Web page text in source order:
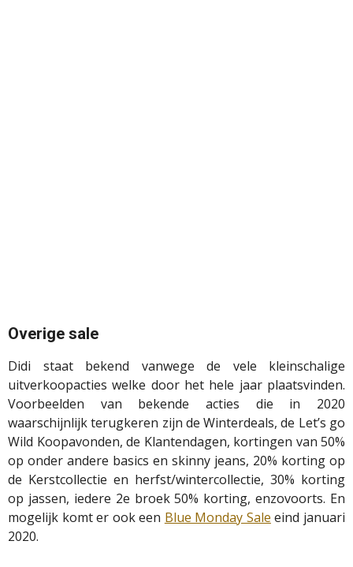
Overige sale
Didi staat bekend vanwege de vele kleinschalige
uitverkoopacties welke door het hele jaar plaatsvinden.
Voorbeelden van bekende acties die in 2020
waarschijnlijk terugkeren zijn de Winterdeals, de Let’s go
Wild Koopavonden, de Klantendagen, kortingen van 50%
op onder andere basics en skinny jeans, 20% korting op
de Kerstcollectie en herfst/wintercollectie, 30% korting
op jassen, iedere 2e broek 50% korting, enzovoorts. En
mogelijk komt er ook een Blue Monday Sale eind januari
2020.